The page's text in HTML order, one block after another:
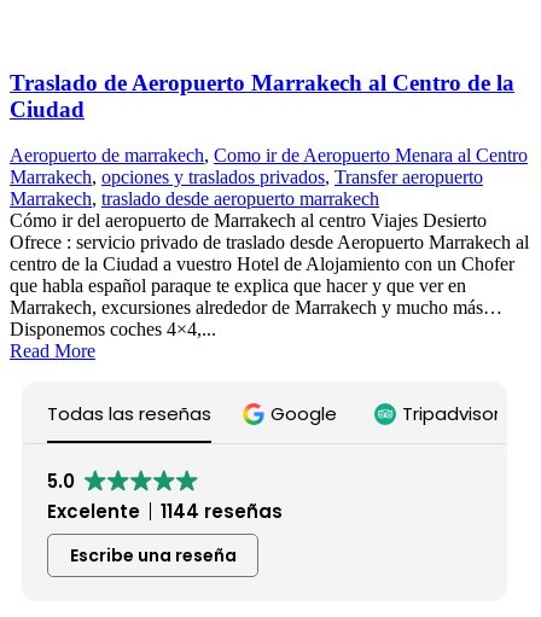
Traslado de Aeropuerto Marrakech al Centro de la
Ciudad
Aeropuerto de marrakech, Como ir de Aeropuerto Menara al Centro
Marrakech, opciones y traslados privados, Transfer aeropuerto
Marrakech, traslado desde aeropuerto marrakech
Cómo ir del aeropuerto de Marrakech al centro Viajes Desierto
Ofrece : servicio privado de traslado desde Aeropuerto Marrakech al
centro de la Ciudad a vuestro Hotel de Alojamiento con un Chofer
que habla español paraque te explica que hacer y que ver en
Marrakech, excursiones alrededor de Marrakech y mucho más…
Disponemos coches 4×4,...
Read More
Todas las reseñas Google Tripadvisor
5.0
Excelente
1144 reseñas
Escribe una reseña